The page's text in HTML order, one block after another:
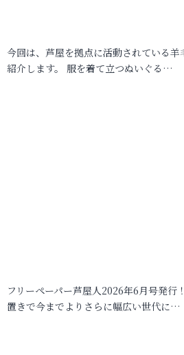
今回は、芦屋を拠点に活動されている
紹介します。 服を着て立つぬいぐる…
フリーペーパー芦屋人2026年6月号発行
置きで今までよりさらに幅広い世代に…